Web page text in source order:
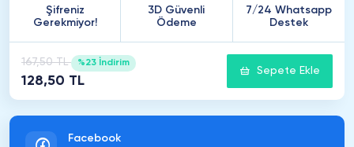
Şifreniz
Gerekmiyor!
3D Güvenli
Ödeme
7/24 Whatsapp
Destek
167,50 TL %23 İndirim
128,50 TL
Sepete Ekle
Facebook